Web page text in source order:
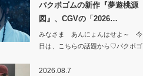
パクボゴムの新作『夢遊桃源
図』、CGVの「2026…
みなさま あんにょんはせよ～ 今
日は、こちらの話題から♡パクボゴ
2026.08.7